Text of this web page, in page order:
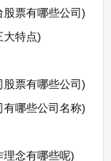
票有哪些公司)
大特点)
票有哪些公司)
哪些公司名称)
理念有哪些呢)